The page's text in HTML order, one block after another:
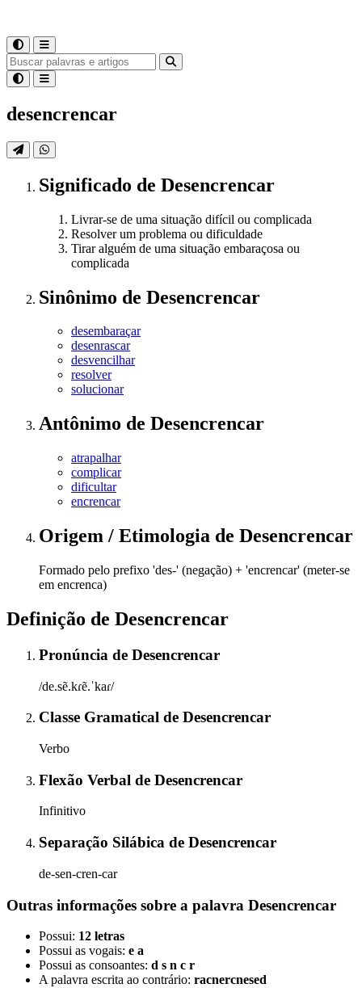
desencrencar
Significado de Desencrencar
Livrar-se de uma situação difícil ou complicada
Resolver um problema ou dificuldade
Tirar alguém de uma situação embaraçosa ou
complicada
Sinônimo de Desencrencar
desembaraçar
desenrascar
desvencilhar
resolver
solucionar
Antônimo de Desencrencar
atrapalhar
complicar
dificultar
encrencar
Origem / Etimologia de Desencrencar
Formado pelo prefixo 'des-' (negação) + 'encrencar' (meter-se
em encrenca)
Definição de Desencrencar
Pronúncia de Desencrencar
/de.sẽ.kɾẽ.ˈkaɾ/
Classe Gramatical de Desencrencar
Verbo
Flexão Verbal de Desencrencar
Infinitivo
Separação Silábica de Desencrencar
de-sen-cren-car
Outras informações sobre a palavra Desencrencar
Possui: 12 letras
Possui as vogais: e a
Possui as consoantes: d s n c r
A palavra escrita ao contrário: racnercnesed